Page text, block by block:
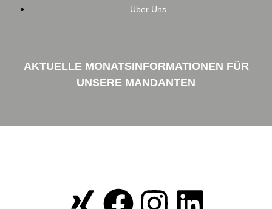
Über Uns
AKTUELLE MONATSINFORMATIONEN FÜR
UNSERE MANDANTEN